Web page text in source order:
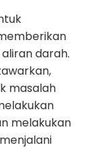
darah.
masalah
melakukan